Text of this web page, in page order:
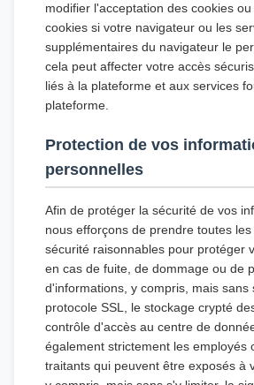
modifier l'acceptation des cookies
cookies si votre navigateur ou les
supplémentaires du navigateur le
cela peut affecter votre accès
liés à la plateforme et aux services
plateforme.
Protection de vos
personnelles
Afin de protéger la sécurité de vos
nous efforçons de prendre toutes
sécurité raisonnables pour protéger
en cas de fuite, de dommage ou de
d'informations, y compris, mais sans
protocole SSL, le stockage crypté
contrôle d'accès au centre de
également strictement les employés
traitants qui peuvent être exposés à